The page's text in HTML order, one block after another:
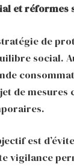
et réformes
de
social.
de
est
vigilance